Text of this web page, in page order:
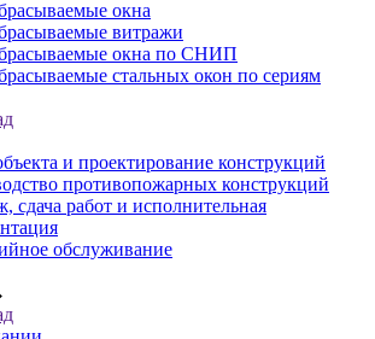
окна
витражи
окна по СНИП
стальных окон по сериям
и проектирование конструкций
противопожарных конструкций
сдача работ и исполнительная
обслуживание